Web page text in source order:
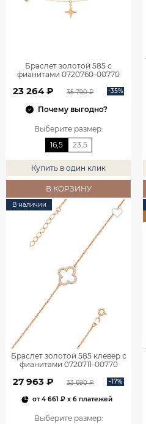
Браслет золотой 585 с
фианитами 0720760-00770
23 264 ₽ 35 790 ₽ -35%
Почему выгодно?
Выберите размер:
16,5
23,5
Купить в один клик
В КОРЗИНУ
В наличии
Браслет золотой 585 клевер с
фианитами 0720711-00770
27 963 ₽ 33 690 ₽ -17%
от4 661 ₽x 6 платежей
Выберите размер: